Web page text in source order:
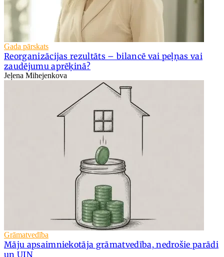
Gada pārskats
Reorganizācijas rezultāts – bilancē vai peļņas vai
zaudējumu aprēķinā?
Jeļena Mihejenkova
Grāmatvedība
Māju apsaimniekotāja grāmatvedība, nedrošie parādi
un UIN